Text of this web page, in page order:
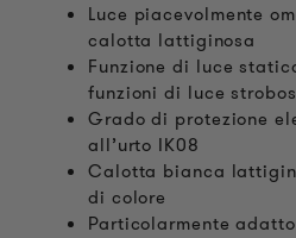
Luce piacevolmente
calotta lattiginosa
Funzione di luce
funzioni di luce
Grado di protezione
all’urto IK08
Calotta bianca
di colore
Particolarmente